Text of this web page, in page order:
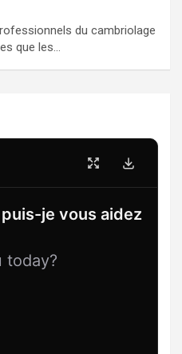
du cambriolage
que les…
je vous aidez
today?